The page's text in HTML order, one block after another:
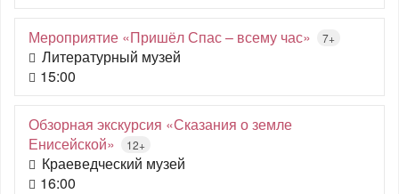
Мероприятие «Пришёл Спас – всему час» 7+
Литературный музей
15:00
Обзорная экскурсия «Сказания о земле
Енисейской»
12+
Краеведческий музей
16:00